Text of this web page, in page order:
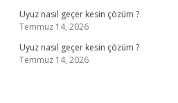
Uyuz nasıl geçer kesin çözüm ?
Temmuz 14, 2026
Uyuz nasıl geçer kesin çözüm ?
Temmuz 14, 2026